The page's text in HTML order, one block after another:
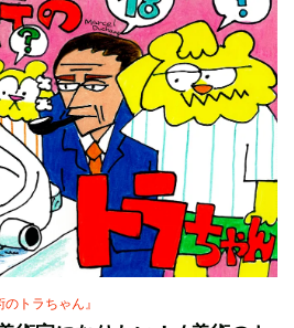
トラちゃん』